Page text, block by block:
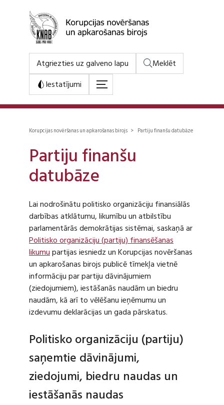
Atgriezties uz galveno lapu
Meklēt
Iestatījumi
Korupcijas novēršanas un apkarošanas birojs > Partiju finanšu datubāze
Partiju finanšu
datubāze
Lai nodrošinātu politisko organizāciju finansiālās
darbības atklātumu, likumību un atbilstību
parlamentārās demokrātijas sistēmai, saskaņā ar
Politisko organizāciju (partiju) finansēšanas
likumupartijas iesniedz un Korupcijas novēršanas
un apkarošanas birojs publicē tīmekļa vietnē
informāciju par partiju dāvinājumiem
(ziedojumiem), iestāšanās naudām un biedru
naudām, kā arī to vēlēšanu ieņēmumu un
izdevumu deklarācijas un gada pārskatus.
Politisko organizāciju (partiju)
saņemtie dāvinājumi,
ziedojumi, biedru naudas un
iestāšanās naudas